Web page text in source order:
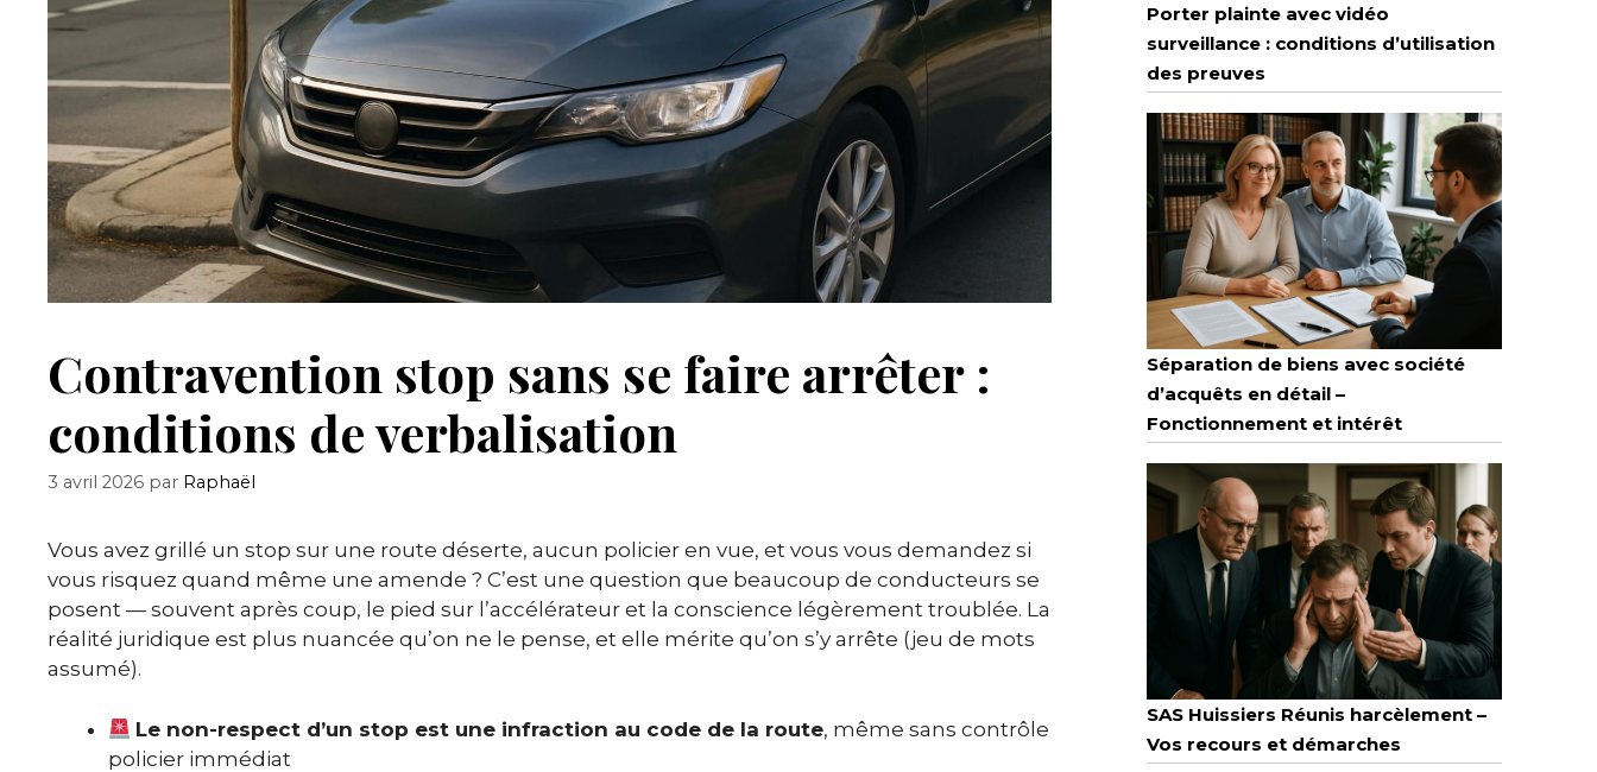
Contravention stop sans se faire arrêter :
conditions de verbalisation
3 avril 2026 par Raphaël
Vous avez grillé un stop sur une route déserte, aucun policier en vue, et vous vous demandez si
vous risquez quand même une amende ? C’est une question que beaucoup de conducteurs se
posent — souvent après coup, le pied sur l’accélérateur et la conscience légèrement troublée. La
réalité juridique est plus nuancée qu’on ne le pense, et elle mérite qu’on s’y arrête (jeu de mots
assumé).
Le non-respect d’un stop est une infraction au code de la route, même sans contrôle
policier immédiat
Porter plainte avec vidéo
surveillance : conditions d’utilisation
des preuves
Séparation de biens avec société
d’acquêts en détail –
Fonctionnement et intérêt
SAS Huissiers Réunis harcèlement –
Vos recours et démarches